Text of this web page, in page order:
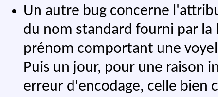
Un autre bug concerne
du nom standard fourni par
prénom comportant une
Puis un jour, pour une raison
erreur d'encodage, celle bien